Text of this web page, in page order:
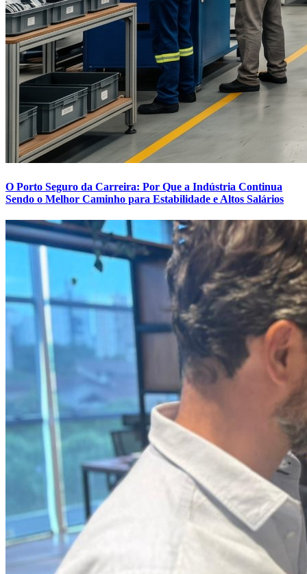
O Porto Seguro da Carreira: Por Que a Indústria Continua
Sendo o Melhor Caminho para Estabilidade e Altos Salários